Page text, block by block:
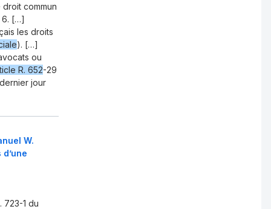
commun
6. […]
les droits
). […]
ou
R. 652-29
jour
W.
723-1 du